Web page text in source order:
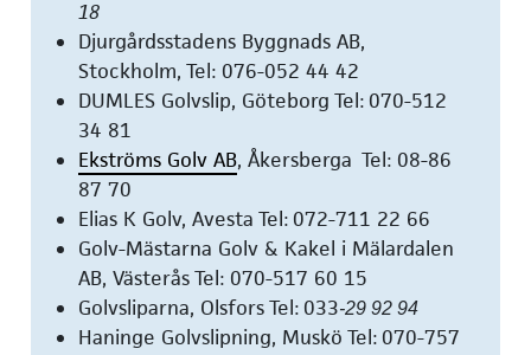
18
Djurgårdsstadens Byggnads AB,
Stockholm, Tel: 076-052 44 42
DUMLES Golvslip, Göteborg Tel: 070-512
34 81
Ekströms Golv AB, Åkersberga Tel: 08-86
87 70
Elias K Golv, Avesta Tel: 072-711 22 66
Golv-Mästarna Golv & Kakel i Mälardalen
AB, Västerås Tel: 070-517 60 15
Golvsliparna, Olsfors Tel: 033-29 92 94
Haninge Golvslipning, Muskö Tel: 070-757